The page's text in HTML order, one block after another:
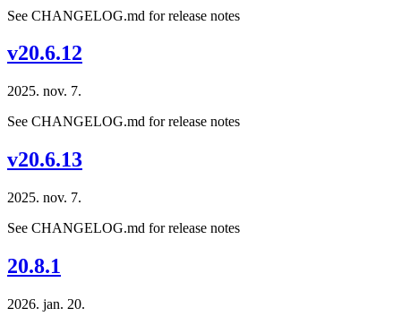
See CHANGELOG.md for release notes
v20.6.12
2025. nov. 7.
See CHANGELOG.md for release notes
v20.6.13
2025. nov. 7.
See CHANGELOG.md for release notes
20.8.1
2026. jan. 20.